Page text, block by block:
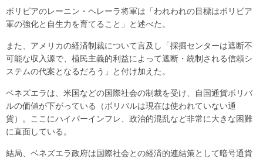
ボリビアのレーニン・ヘレーラ将軍は「われわれの目標はボリビア
軍の強化と自生力を育てること」と述べた。
また、アメリカの経済制裁について言及し「採掘センターは遮断不
可能な収入源で、植民主義的利益によって遮断・統制される信頼シ
ステムの代案となるだろう」と付け加えた。
ベネズエラは、米国などの国際社会の制裁を受け、自国通貨ボリバ
ルの価値が下がっている（ボリバルは現在は使われていない通
貨）。ここにハイパーインフレ、政治的混乱など非常に大きな困難
に直面している。
結局、ベネズエラ政府は国際社会との経済的連結策として暗号通貨